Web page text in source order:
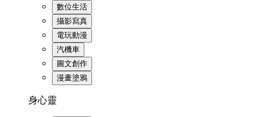
數位生活
攝影寫真
電玩動漫
汽機車
圖文創作
漫畫塗鴉
身心靈